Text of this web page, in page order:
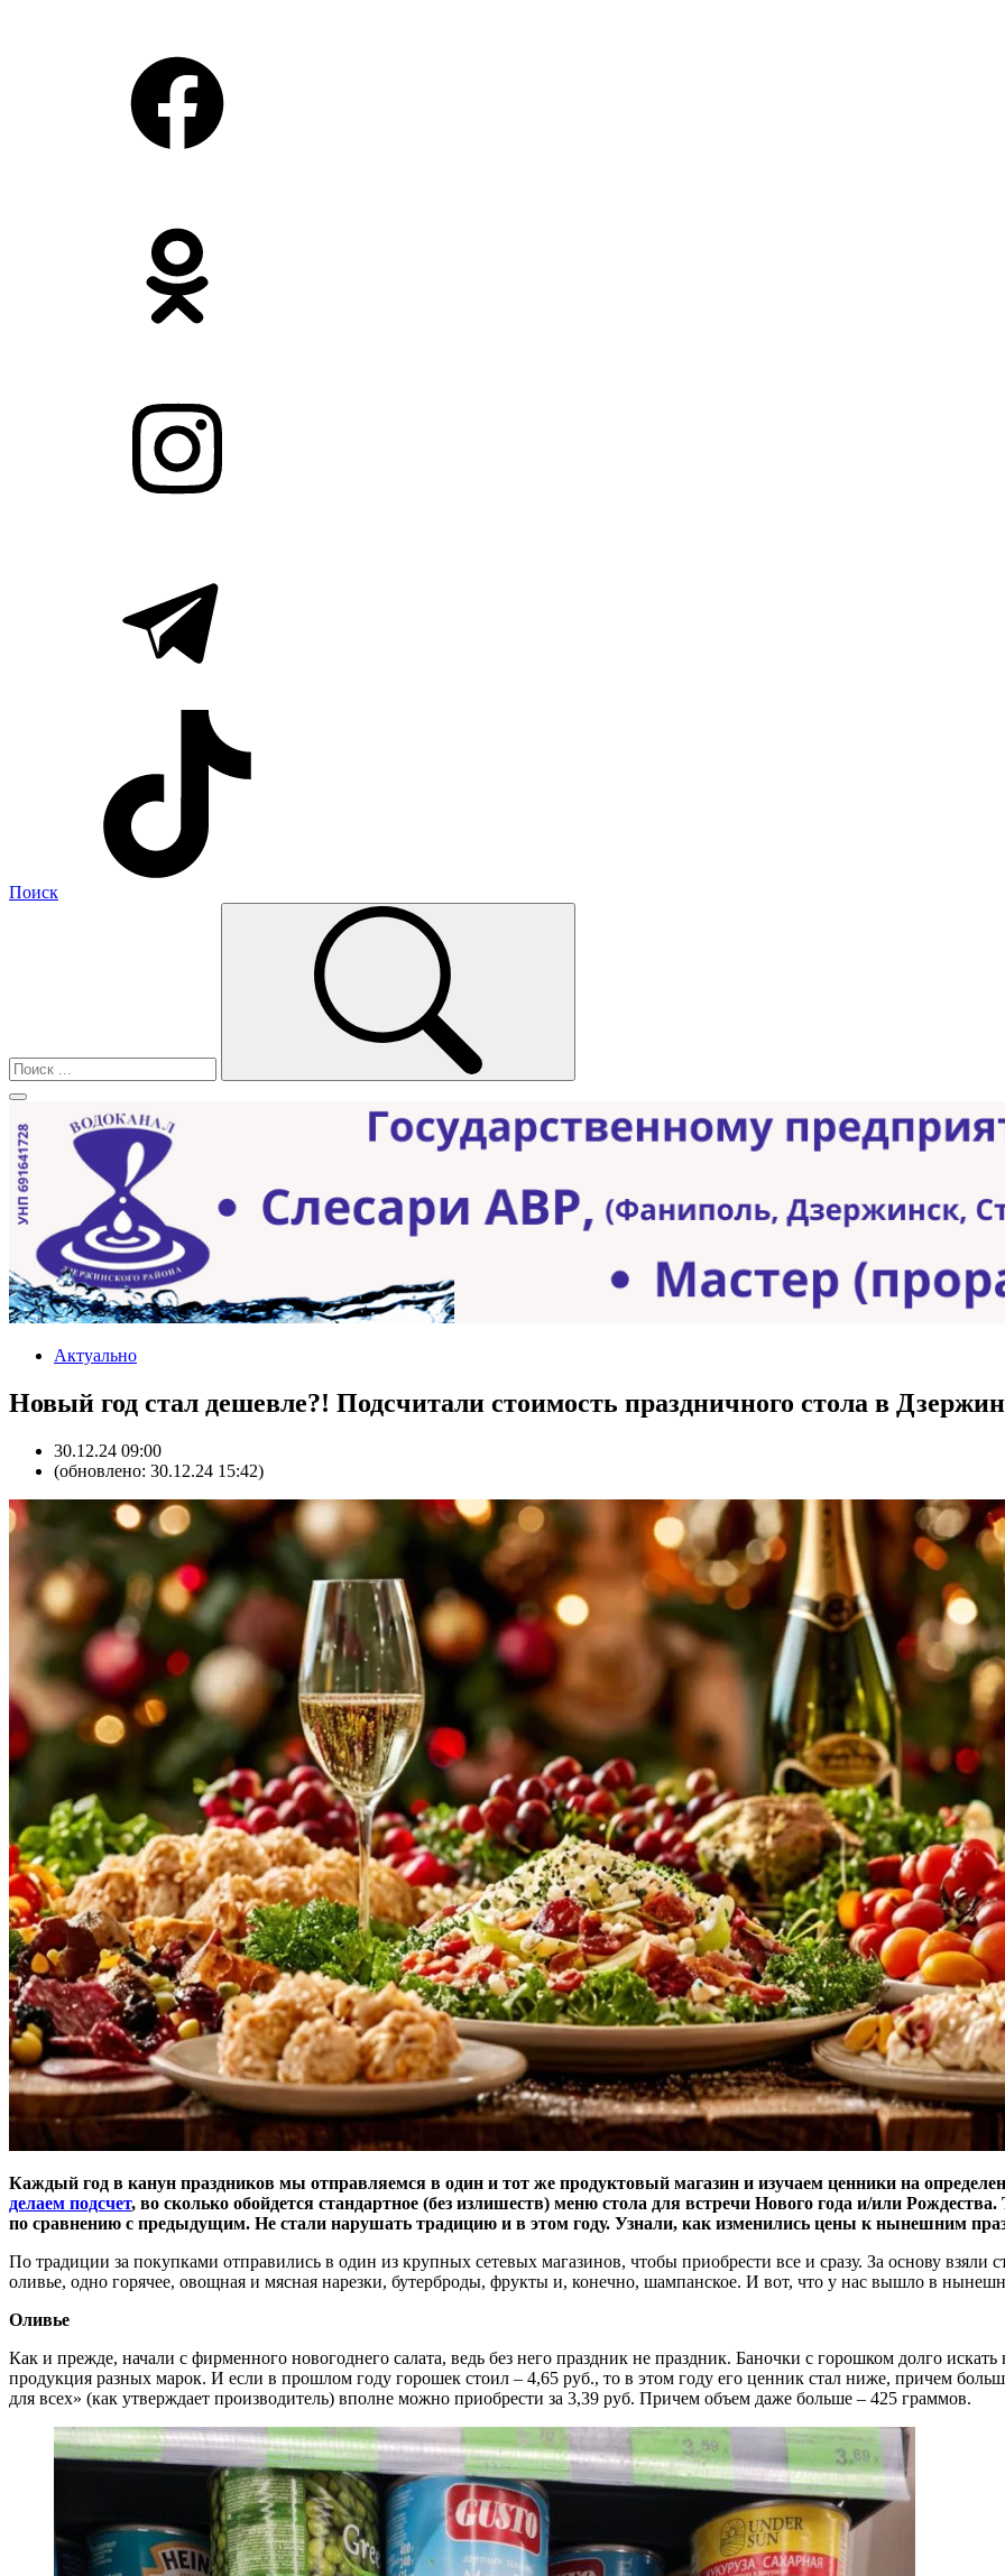
Поиск
Актуально
Новый год стал дешевле?! Подсчитали стоимость праздничного стола в
30.12.24 09:00
(обновлено: 30.12.24 15:42)
Каждый год в канун праздников мы отправляемся в один и тот же продуктовый магазин и изучаем ценники на
делаем подсчет, во сколько обойдется стандартное (без излишеств) меню стола для встречи Нового года и/или
по сравнению с предыдущим. Не стали нарушать традицию и в этом году. Узнали, как изменились цены к нынешним
По традиции за покупками отправились в один из крупных сетевых магазинов, чтобы приобрести все и сразу. За основу взяли
оливье, одно горячее, овощная и мясная нарезки, бутерброды, фрукты и, конечно, шампанское. И вот, что у нас вышло в
Оливье
Как и прежде, начали с фирменного новогоднего салата, ведь без него праздник не праздник. Баночки с горошком долго
продукция разных марок. И если в прошлом году горошек стоил – 4,65 руб., то в этом году его ценник стал ниже, причем
для всех» (как утверждает производитель) вполне можно приобрести за 3,39 руб. Причем объем даже больше – 425 граммов.